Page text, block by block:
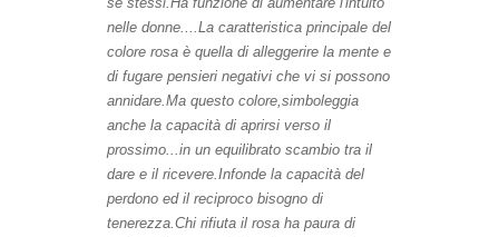
nelle donne.... La caratteristica principale del
colore rosa è quella di alleggerire la mente e
di fugare pensieri negativi che vi si possono
annidare.Ma questo colore,simboleggia
anche la capacità di aprirsi verso il
prossimo...in un equilibrato scambio tra il
dare e il ricevere.Infonde la capacità del
perdono ed il reciproco bisogno di
tenerezza.Chi rifiuta il rosa ha paura di